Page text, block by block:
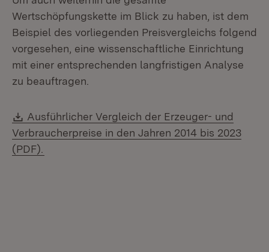
Wertschöpfungskette im Blick zu haben, ist dem
Beispiel des vorliegenden Preisvergleichs folgend
vorgesehen, eine wissenschaftliche Einrichtung
mit einer entsprechenden langfristigen Analyse
zu beauftragen.
Download:
Ausführlicher Vergleich der Erzeuger- und
Verbraucherpreise in den Jahren 2014 bis 2023
(PDF).